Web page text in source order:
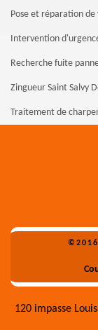
Pose et réparation de
Intervention
Recherche fuite
Zingueur Saint Salvy
Traitement de
©2016
120 impasse